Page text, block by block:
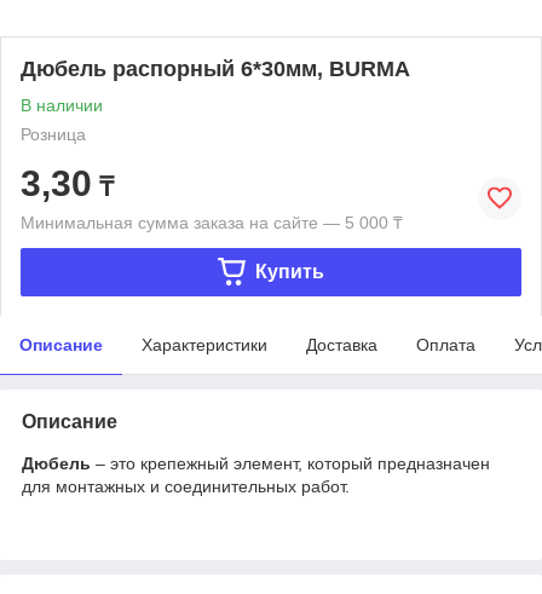
Дюбель распорный 6*30мм, BURMA
В наличии
Розница
3,30 ₸
Минимальная сумма заказа на сайте — 5 000 ₸
Купить
Описание Характеристики Доставка Оплата
Описание
Дюбель – это крепежный элемент, который предназначен
для монтажных и соединительных работ.